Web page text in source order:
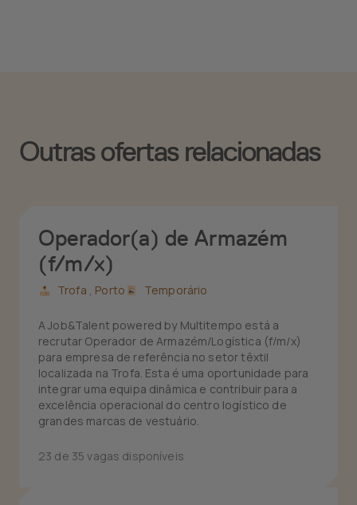
Outras ofertas relacionadas
Operador(a) de Armazém
(f/m/x)
Trofa , Porto Temporário
A Job&Talent powered by Multitempo está a
recrutar Operador de Armazém/Logística (f/m/x)
para empresa de referência no setor têxtil
localizada na Trofa. Esta é uma oportunidade para
integrar uma equipa dinâmica e contribuir para a
excelência operacional do centro logístico de
grandes marcas de vestuário.
23 de 35 vagas disponíveis